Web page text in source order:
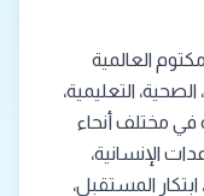
العالمية
التعليمية،
في مختلف أنحاء
الإنسانية،
ابتكار المستقبل،